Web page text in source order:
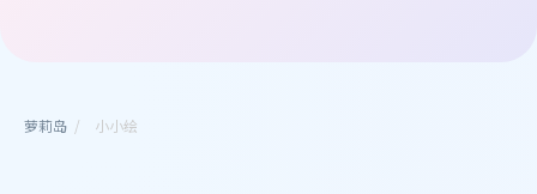
萝莉岛 / 小小绘